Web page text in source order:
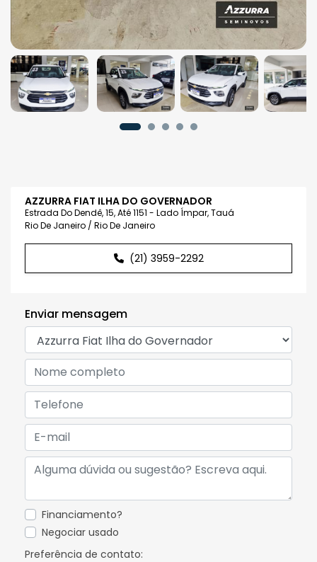
AZZURRA FIAT ILHA DO GOVERNADOR
Estrada Do Dendê, 15, Até 1151 - Lado Ímpar, Tauá
Rio De Janeiro / Rio De Janeiro
(21) 3959-2292
Enviar mensagem
Financiamento?
Negociar usado
Preferência de contato: